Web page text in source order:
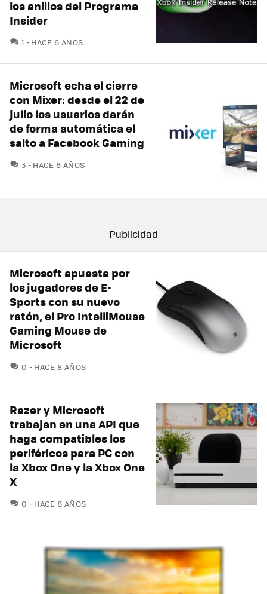
los anillos del Programa
Insider
1 COMENTARIOS
HACE 6 AÑOS
Microsoft echa el cierre
con Mixer: desde el 22 de
julio los usuarios darán
de forma automática el
salto a Facebook Gaming
3 COMENTARIOS
HACE 6 AÑOS
Microsoft apuesta por
los jugadores de E-
Sports con su nuevo
ratón, el Pro IntelliMouse
Gaming Mouse de
Microsoft
0 COMENTARIOS
HACE 8 AÑOS
Razer y Microsoft
trabajan en una API que
haga compatibles los
periféricos para PC con
la Xbox One y la Xbox One
X
0 COMENTARIOS
HACE 8 AÑOS